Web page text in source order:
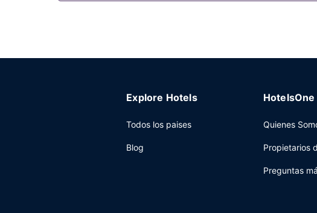
Explore Hotels
Todos los paises
Blog
HotelsOne
Quienes
Propietarios
Preguntas